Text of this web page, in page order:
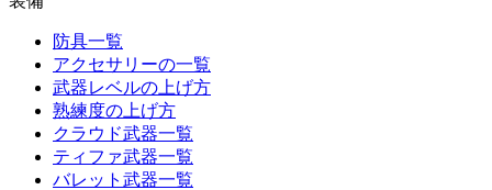
防具一覧
アクセサリーの一覧
武器レベルの上げ方
熟練度の上げ方
クラウド武器一覧
ティファ武器一覧
バレット武器一覧